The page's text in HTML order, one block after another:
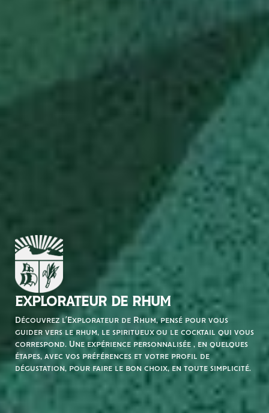
EXPLORATEUR DE RHUM
Découvrez l’Explorateur de Rhum, pensé pour vous
guider vers le rhum, le spiritueux ou le cocktail qui vous
correspond. Une expérience personnalisée , en quelques
étapes, avec vos préférences et votre profil de
dégustation, pour faire le bon choix, en toute simplicité.